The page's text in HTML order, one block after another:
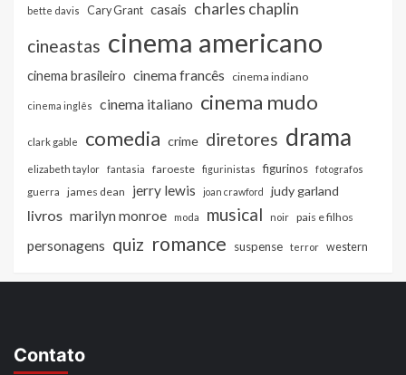
bette davis Cary Grant casais charles chaplin
cineastas cinema americano
cinema brasileiro cinema francês cinema indiano
cinema inglês cinema italiano cinema mudo
clark gable comedia crime diretores drama
elizabeth taylor fantasia faroeste figurinistas figurinos
fotografos
guerra
james dean jerry lewis joan crawford judy garland
livros marilyn monroe moda musical noir pais e filhos
personagens quiz romance suspense terror western
Contato